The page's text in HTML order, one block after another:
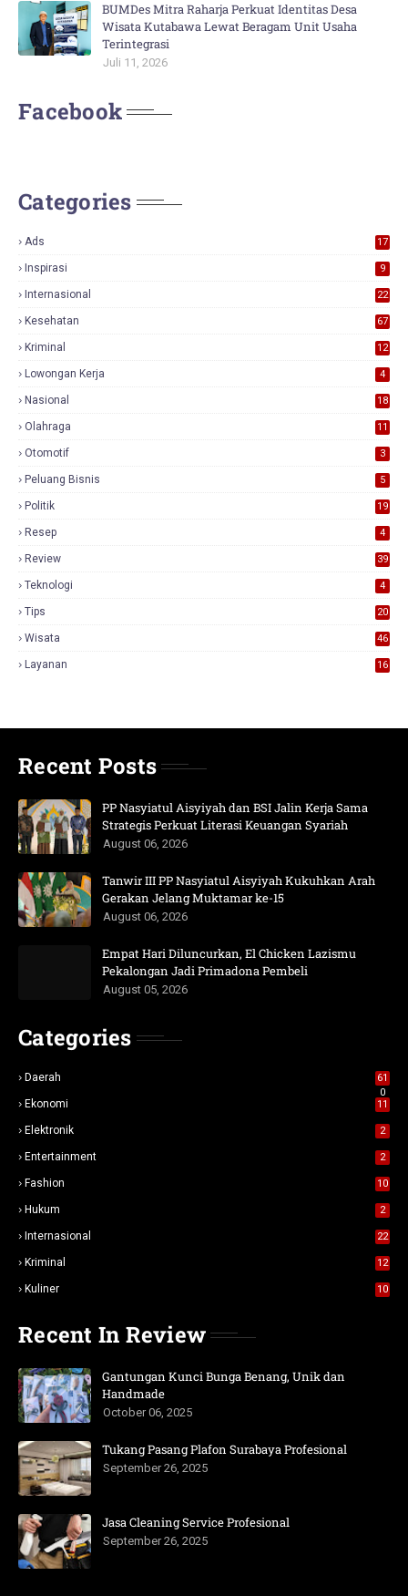
BUMDes Mitra Raharja Perkuat Identitas Desa
Wisata Kutabawa Lewat Beragam Unit Usaha
Terintegrasi
Juli 11, 2026
Facebook
Categories
Ads
17
Inspirasi 9
Internasional 22
Kesehatan 67
Kriminal 12
Lowongan Kerja 4
Nasional
18
Olahraga 11
Otomotif 3
Peluang Bisnis 5
Politik 19
Resep 4
Review
39
Teknologi 4
Tips 20
Wisata 46
Layanan 16
Recent Posts
PP Nasyiatul Aisyiyah dan BSI Jalin Kerja Sama
Strategis Perkuat Literasi Keuangan Syariah
August 06, 2026
Tanwir III PP Nasyiatul Aisyiyah Kukuhkan Arah
Gerakan Jelang Muktamar ke-15
August 06, 2026
Empat Hari Diluncurkan, El Chicken Lazismu
Pekalongan Jadi Primadona Pembeli
August 05, 2026
Categories
Daerah
61
0
Ekonomi 11
Elektronik 2
Entertainment 2
Fashion 10
Hukum 2
Internasional 22
Kriminal 12
Kuliner 10
Recent In Review
Gantungan Kunci Bunga Benang, Unik dan
Handmade
October 06, 2025
Tukang Pasang Plafon Surabaya Profesional
September 26, 2025
Jasa Cleaning Service Profesional
September 26, 2025